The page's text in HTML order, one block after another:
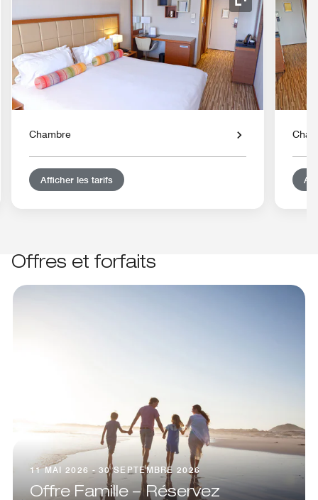
Icône de
Chambre
Afficher les tarifs
Offres et forfaits
11 MAI 2026 - 30 SEPTEMBRE 2026
Offre Famille – Réservez